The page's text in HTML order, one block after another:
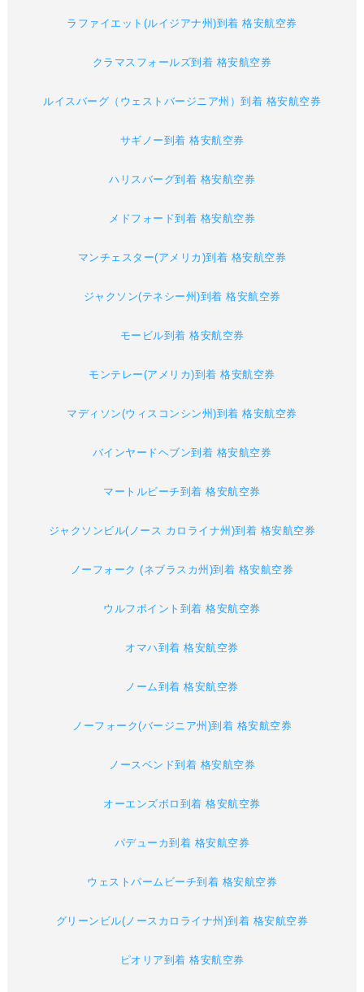
ラファイエット(ルイジアナ州)到着 格安航空券
クラマスフォールズ到着 格安航空券
ルイスバーグ（ウェストバージニア州）到着 格安航空券
サギノー到着 格安航空券
ハリスバーグ到着 格安航空券
メドフォード到着 格安航空券
マンチェスター(アメリカ)到着 格安航空券
ジャクソン(テネシー州)到着 格安航空券
モービル到着 格安航空券
モンテレー(アメリカ)到着 格安航空券
マディソン(ウィスコンシン州)到着 格安航空券
バインヤードヘブン到着 格安航空券
マートルビーチ到着 格安航空券
ジャクソンビル(ノース カロライナ州)到着 格安航空券
ノーフォーク (ネブラスカ州)到着 格安航空券
ウルフポイント到着 格安航空券
オマハ到着 格安航空券
ノーム到着 格安航空券
ノーフォーク(バージニア州)到着 格安航空券
ノースベンド到着 格安航空券
オーエンズボロ到着 格安航空券
パデューカ到着 格安航空券
ウェストパームビーチ到着 格安航空券
グリーンビル(ノースカロライナ州)到着 格安航空券
ピオリア到着 格安航空券